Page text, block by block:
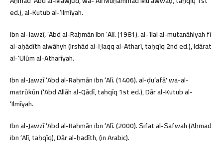
ed.), al-Kutub al-ʻIlmīyah.
Ibn al-Jawzī, ʻAbd al-Raḥmān ibn ʻAlī. (1981). al-ʻilal al-mutanāhiyah fī
al-aḥādīth alwāhyh (Irshād al-Ḥaqq al-Atharī, taḥqīq 2nd ed.), Idārat
al-ʻUlūm al-Atharīyah.
Ibn al-Jawzī ʻAbd al-Raḥmān ibn ʻAlī. (1406). al-ḍuʻafāʼ wa-al-
matrūkūn (ʻAbd Allāh al-Qāḍī, taḥqīq 1st ed.), Dār al-Kutub al-
ʻIlmīyah.
Ibn al-Jawzī ʻAbd al-Raḥmān ibn ʻAlī. (2000). Ṣifat al-Ṣafwah (Aḥmad
ibn ʻAlī, taḥqīq), Dār al-ḥadīth, (in Arabic).